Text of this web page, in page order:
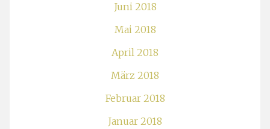
Juni 2018
Mai 2018
April 2018
März 2018
Februar 2018
Januar 2018